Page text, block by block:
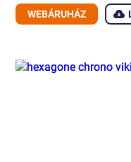
WEBÁRUHÁZ